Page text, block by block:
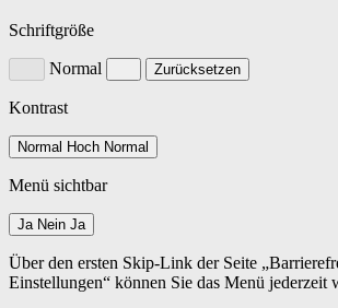
Schriftgröße
Normal Zurücksetzen
Kontrast
Normal Hoch Normal
Menü sichtbar
Ja Nein Ja
Über den ersten Skip-Link der Seite
Einstellungen“ können Sie das Menü jederzeit